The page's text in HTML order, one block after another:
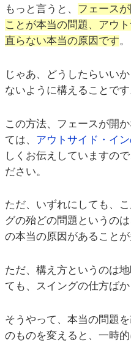
もっと言うと、 フェース
ことが本当の問題、アウ
直らない本当の原因です。
じゃあ、どうしたらいい
ないように構えることです
この方法、フェースが開
ては、 アウトサイド・イ
しくお伝えしていますの
ださい。
ただ、いずれにしても、
グの殆どの問題というの
の本当の原因があることが
ただ、構え方というのは
ても、スイングの仕方ば
そうやって、本当の問題
のものを変えると、一時